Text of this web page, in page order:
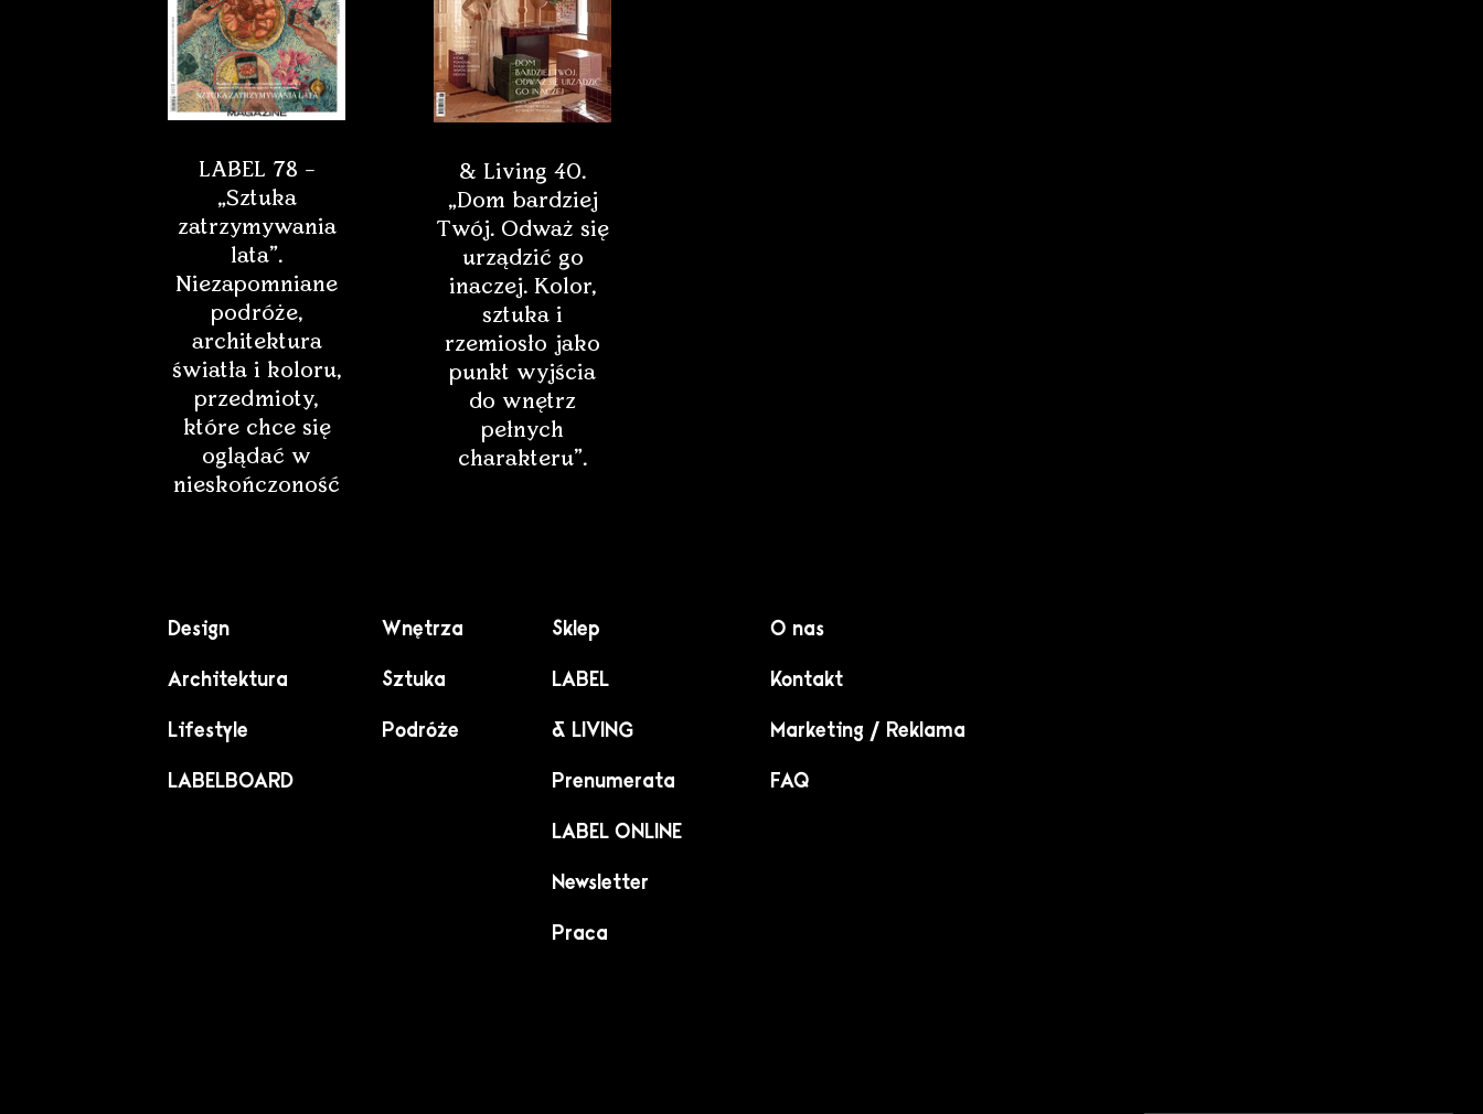
LABEL 78 –
„Sztuka
zatrzymywania
lata”.
Niezapomniane
podróże,
architektura
światła i koloru,
przedmioty,
które chce się
oglądać w
nieskończoność
& Living 40.
„Dom bardziej
Twój. Odważ się
urządzić go
inaczej. Kolor,
sztuka i
rzemiosło jako
punkt wyjścia
do wnętrz
pełnych
charakteru”.
Design Wnętrza
Architektura Sztuka
Lifestyle Podróże
LABELBOARD
Sklep
LABEL
& LIVING
Prenumerata
LABEL ONLINE
Newsletter
Praca
O nas
Kontakt
Marketing / Reklama
FAQ